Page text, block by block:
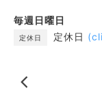
毎週日曜日
定休日 定休日